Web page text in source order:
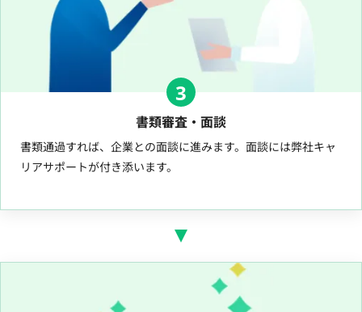
3
書類審査・面談
書類通過すれば、企業との面談に進みます。面談には弊社キャ
リアサポートが付き添います。